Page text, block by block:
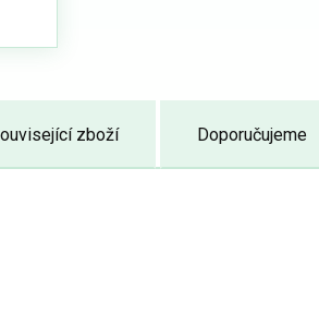
zboží Doporučujeme